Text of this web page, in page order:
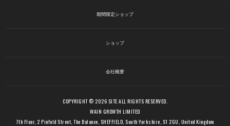
期間限定ショップ
ショップ
会社概要
COPYRIGHT © 2026 SITE ALL RIGHTS RESERVED.
WAIN GROWTH LIMITED
7th Floor, 2 Pinfold Street, The Balance, SHEFFIELD, South Yorkshire, S1 2GU, United Kingdom